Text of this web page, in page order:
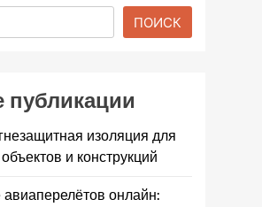
ПОИСК
публикации
изоляция для
и конструкций
онлайн: